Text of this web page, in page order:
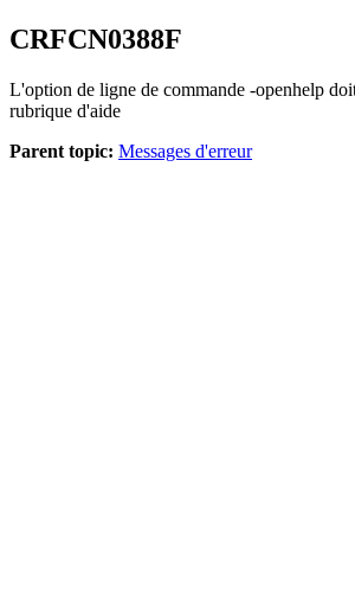
CRFCN0388F
L'option de ligne de commande -openhelp
rubrique d'aide
Parent topic: Messages d'erreur